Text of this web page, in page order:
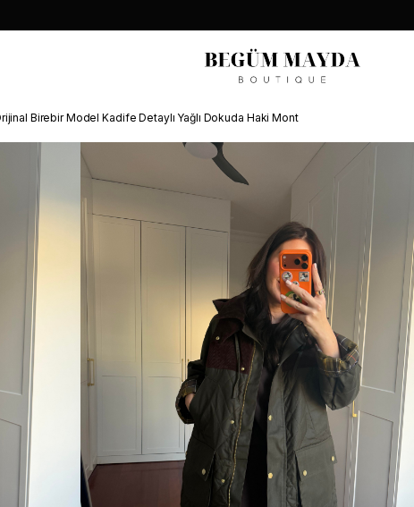
Birebir Model Kadife Detaylı Yağlı Dokuda Haki Mont